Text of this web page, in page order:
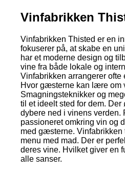
Vinfabrikken
Vinfabrikken Thisted er en
fokuserer på, at skabe en
har et moderne design og
vine fra både lokale og
Vinfabrikken arrangerer ofte
Hvor gæsterne kan lære om
Smagningsteknikker og
til et ideelt sted for dem. Der
dybere ned i vinens verden.
passioneret omkring vin og
med gæsterne.
menu med mad. Der er
deres vine. Hvilket giver en
alle sanser.